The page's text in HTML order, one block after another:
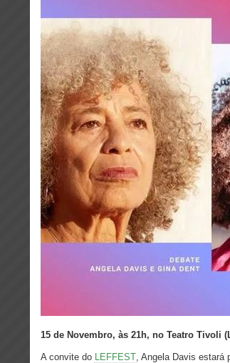
15 de Novembro, às 21h, no Teatro Tivoli
A convite do LEFFEST, Angela Davis estará